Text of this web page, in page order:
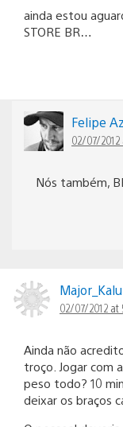
ainda estou
STORE BR…
Felipe
02/07/2012
Nós também,
Major_Kalu
02/07/2012 at
Ainda não
troço. Jogar com
peso todo? 10
deixar os braços